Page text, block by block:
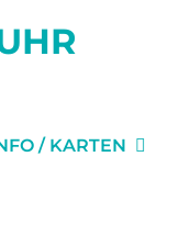
/ KARTEN